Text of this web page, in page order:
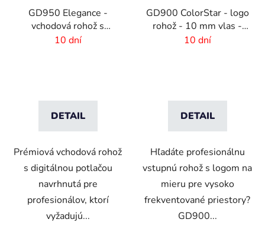
GD950 Elegance -
vchodová rohož s
digitálnou potlačou - 6
10 dní
DETAIL
Prémiová vchodová rohož
s digitálnou potlačou
navrhnutá pre
profesionálov, ktorí
vyžadujú...
GD900 ColorStar - logo
rohož - 10 mm vlas -
rozmer na mieru
10 dní
DETAIL
Hľadáte profesionálnu
vstupnú rohož s logom na
mieru pre vysoko
frekventované priestory?
GD900...